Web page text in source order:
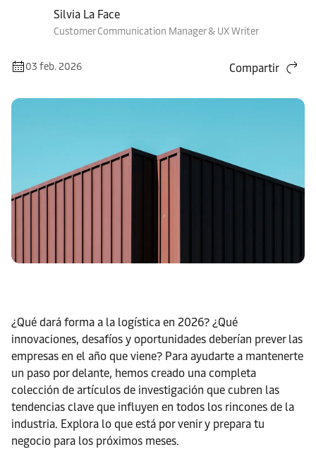
Silvia La Face
Customer Communication Manager & UX Writer
03 feb. 2026 Compartir
¿Qué dará forma a la logística en 2026? ¿Qué
innovaciones, desafíos y oportunidades deberían prever las
empresas en el año que viene? Para ayudarte a mantenerte
un paso por delante, hemos creado una completa
colección de artículos de investigación que cubren las
tendencias clave que influyen en todos los rincones de la
industria. Explora lo que está por venir y prepara tu
negocio para los próximos meses.